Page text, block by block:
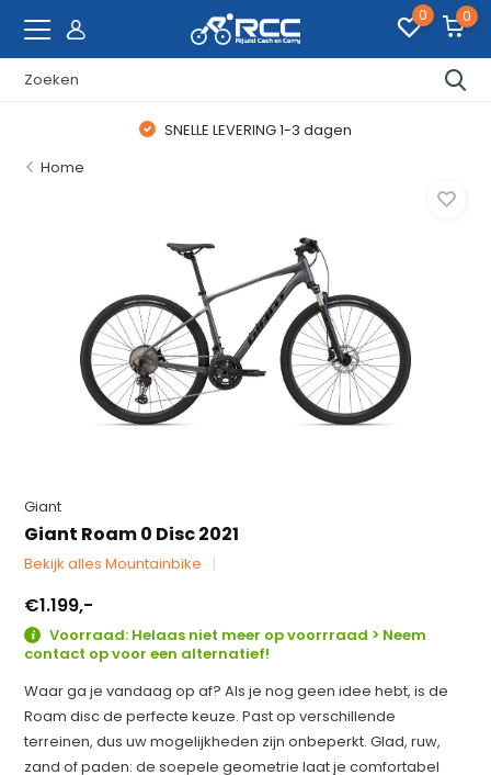
0 0
SNELLE LEVERING 1-3 dagen
Home
Giant
Giant Roam 0 Disc 2021
Bekijk alles Mountainbike
€1.199,-
Voorraad: Helaas niet meer op voorrraad > Neem
contact op voor een alternatief!
Waar ga je vandaag op af? Als je nog geen idee hebt, is de
Roam disc de perfecte keuze. Past op verschillende
terreinen, dus uw mogelijkheden zijn onbeperkt. Glad, ruw,
zand of paden: de soepele geometrie laat je comfortabel